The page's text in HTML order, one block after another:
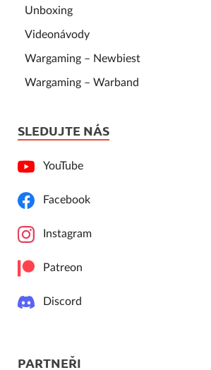
Unboxing
Videonávody
Wargaming – Newbiest
Wargaming – Warband
SLEDUJTE NÁS
YouTube
Facebook
Instagram
Patreon
Discord
PARTNEŘI